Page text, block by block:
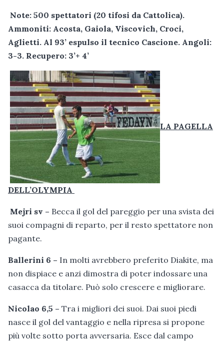
Note: 500 spettatori (20 tifosi da Cattolica).
Ammoniti: Acosta, Gaiola, Viscovich, Croci,
Aglietti. Al 93’ espulso il tecnico Cascione. Angoli:
3-3. Recupero: 3’+ 4’
LA PAGELLA
DELL’OLYMPIA
Mejri sv – Becca il gol del pareggio per una svista dei
suoi compagni di reparto, per il resto spettatore non
pagante.
Ballerini 6 – In molti avrebbero preferito Diakite, ma
non dispiace e anzi dimostra di poter indossare una
casacca da titolare. Può solo crescere e migliorare.
Nicolao 6,5 – Tra i migliori dei suoi. Dai suoi piedi
nasce il gol del vantaggio e nella ripresa si propone
più volte sotto porta avversaria. Esce dal campo